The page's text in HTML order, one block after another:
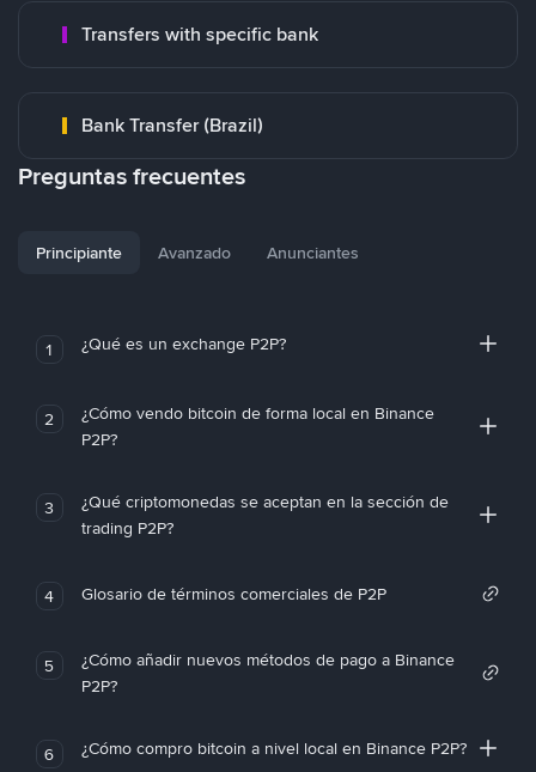
Transfers with specific bank
Bank Transfer (Brazil)
Preguntas frecuentes
Principiante Avanzado Anunciantes
1 ¿Qué es un exchange P2P?
2
¿Cómo vendo bitcoin de forma local en Binance
P2P?
3
¿Qué criptomonedas se aceptan en la sección de
trading P2P?
4 Glosario de términos comerciales de P2P
5
¿Cómo añadir nuevos métodos de pago a Binance
P2P?
6 ¿Cómo compro bitcoin a nivel local en Binance P2P?